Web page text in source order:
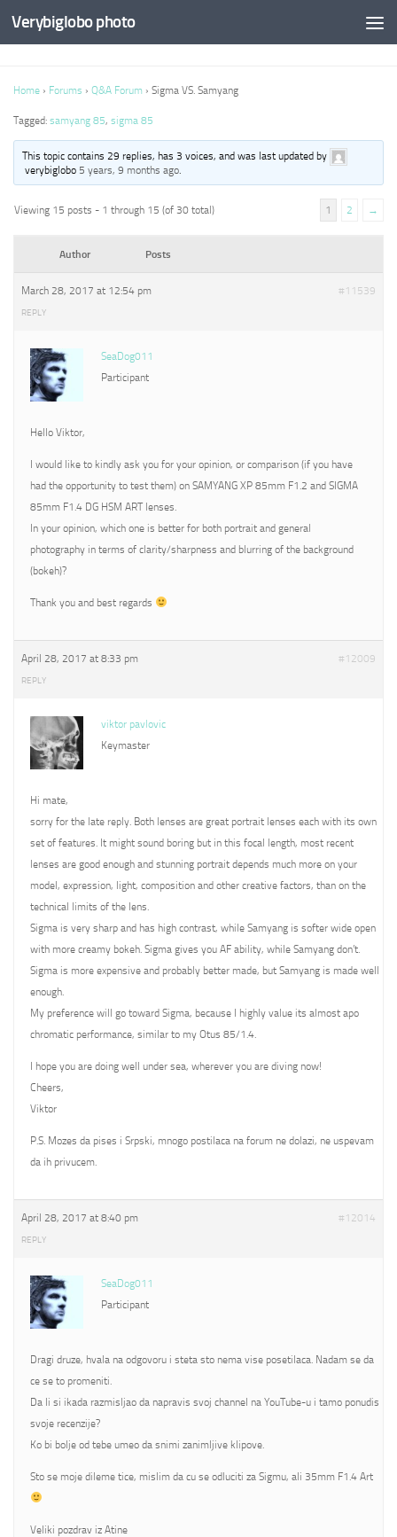
Verybiglobo photo
Home › Forums › Q&A Forum › Sigma VS. Samyang
Tagged: samyang 85, sigma 85
This topic contains 29 replies, has 3 voices, and was last updated by
verybiglobo 5 years, 9 months ago.
Viewing 15 posts - 1 through 15 (of 30 total) 1 2 →
Author Posts
March 28, 2017 at 12:54 pm #11539
REPLY
SeaDog011
Participant
Hello Viktor,
I would like to kindly ask you for your opinion, or comparison (if you have
had the opportunity to test them) on SAMYANG XP 85mm F1.2 and SIGMA
85mm F1.4 DG HSM ART lenses.
In your opinion, which one is better for both portrait and general
photography in terms of clarity/sharpness and blurring of the background
(bokeh)?
Thank you and best regards
April 28, 2017 at 8:33 pm #12009
REPLY
viktor pavlovic
Keymaster
Hi mate,
sorry for the late reply. Both lenses are great portrait lenses each with its own
set of features. It might sound boring but in this focal length, most recent
lenses are good enough and stunning portrait depends much more on your
model, expression, light, composition and other creative factors, than on the
technical limits of the lens.
Sigma is very sharp and has high contrast, while Samyang is softer wide open
with more creamy bokeh. Sigma gives you AF ability, while Samyang don’t.
Sigma is more expensive and probably better made, but Samyang is made well
enough.
My preference will go toward Sigma, because I highly value its almost apo
chromatic performance, similar to my Otus 85/1.4.
I hope you are doing well under sea, wherever you are diving now!
Cheers,
Viktor
P.S. Mozes da pises i Srpski, mnogo postilaca na forum ne dolazi, ne uspevam
da ih privucem.
April 28, 2017 at 8:40 pm #12014
REPLY
SeaDog011
Participant
Dragi druze, hvala na odgovoru i steta sto nema vise posetilaca. Nadam se da
ce se to promeniti.
Da li si ikada razmisljao da napravis svoj channel na YouTube-u i tamo ponudis
svoje recenzije?
Ko bi bolje od tebe umeo da snimi zanimljive klipove.
Sto se moje dileme tice, mislim da cu se odluciti za Sigmu, ali 35mm F1.4 Art
Veliki pozdrav iz Atine